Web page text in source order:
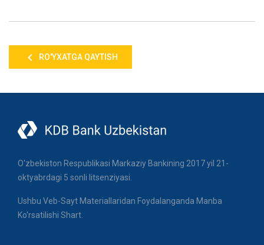
RO'YXATGA QAYTISH
O'zbekiston Respublikasi Markaziy Bankining 2017 yil 21-
oktyabrdagi 5 sonli litsenziyasi.
Ushbu Veb-Sayt Materiallaridan Foydalanganda Manba
Ko'rsatilishi Shart.